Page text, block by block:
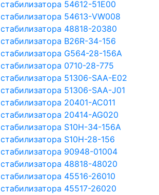
54612-51E00
54613-VW008
48818-20380
B26R-34-156
G564-28-156A
0710-28-775
51306-SAA-E02
51306-SAA-J01
20401-AC011
20414-AG020
S10H-34-156A
S10H-28-156
90948-01004
48818-48020
45516-26010
45517-26020